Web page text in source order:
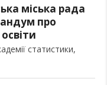
міська рада
про
статистики,